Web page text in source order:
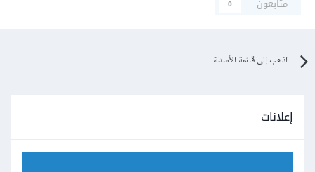
متابعون
0
اذهب إلى قائمة الأسئلة
إعلانات